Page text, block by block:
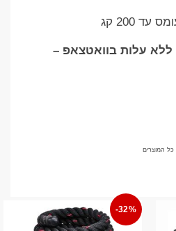
200 קג
ללא עלות בוואטצאפ –
המוצרים
-32%